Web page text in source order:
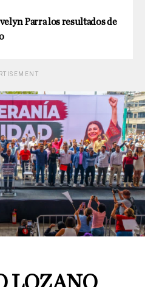
Parra los resultados de
LOZANO